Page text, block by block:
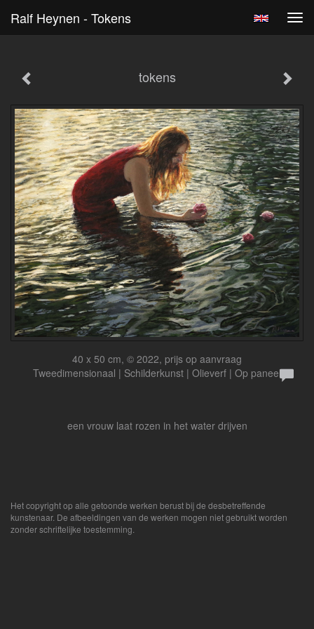
Ralf Heynen - Tokens
tokens
40 x 50 cm, © 2022, prijs op aanvraag
Tweedimensionaal | Schilderkunst | Olieverf | Op paneel
een vrouw laat rozen in het water drijven
Het copyright op alle getoonde werken berust bij de desbetreffende
kunstenaar. De afbeeldingen van de werken mogen niet gebruikt worden
zonder schriftelijke toestemming.